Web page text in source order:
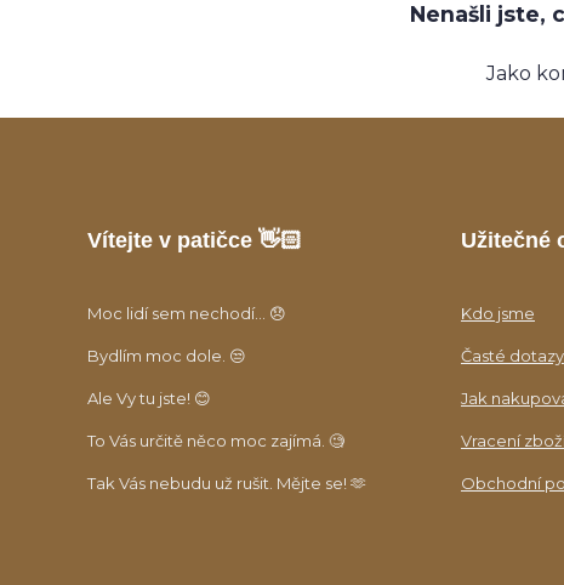
Nenašli jste,
Jako
Vítejte v patičce 👋🏻
Moc lidí sem nechodí... 😞
Bydlím moc dole. 😒
Ale Vy tu jste! 😊
To Vás určitě něco moc zajímá. 🧐
Tak Vás nebudu už rušit. Mějte se! 🫶
Užitečné
Kdo jsme
Časté dotazy
Jak
Vracení
Obchodní